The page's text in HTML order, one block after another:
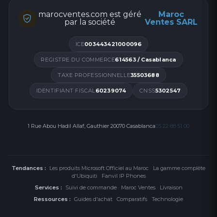
Caractéristiques Techniques
Vitesse CPU2.2GHz, 1.8 GHz
Taille (Afficheur principal) 12.4" (315.0mm)
Caméra Principale- Résolution 8.0 MP
Poids (g) 608
Type de CPUO cta-Core
marocventes.com est géré
par la société
Maroc
Ventes SARL
ICE003443421000096
REGISTRE DU COMMERCE614563 / Casablanca
TAXE PROFESSIONNELLE35503688
IDENTIFIANT FISCAL60239074 CNSS5302547
1 Rue Abou Hadil Allaf, Gauthier 20070 Casablanca05 22 88 51 00
Tendances : Les produits Microsoft Officiel au Maroc · La gamme complète
d'Ubiquiti · Fanvil IP Phones
Services :
Suivi de commande· Maroc Ventes· Livraison
Ressources : Guides d'achat · Comparatifs · Technologie